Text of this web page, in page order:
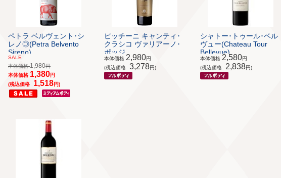
ペトラ ベルヴェント･シ
レノ◎(Petra Belvento
Sireno)
SALE
本体価格1,980円
本体価格 1,380円
(税込価格
1,518円)
ピッチーニ キャンティ･
クラシコ ヴァリアーノ･
ポッジ...
本体価格 2,980円
(税込価格
3,278円)
シャトー･トゥール･ベル
ヴュー(Chateau Tour
Bellevue)
本体価格 2,580円
(税込価格
2,838円)